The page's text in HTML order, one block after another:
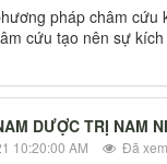
pháp châm cứu
cứu tạo nên sự
DƯỢC TRỊ NAM
10:20:00 AM Đã